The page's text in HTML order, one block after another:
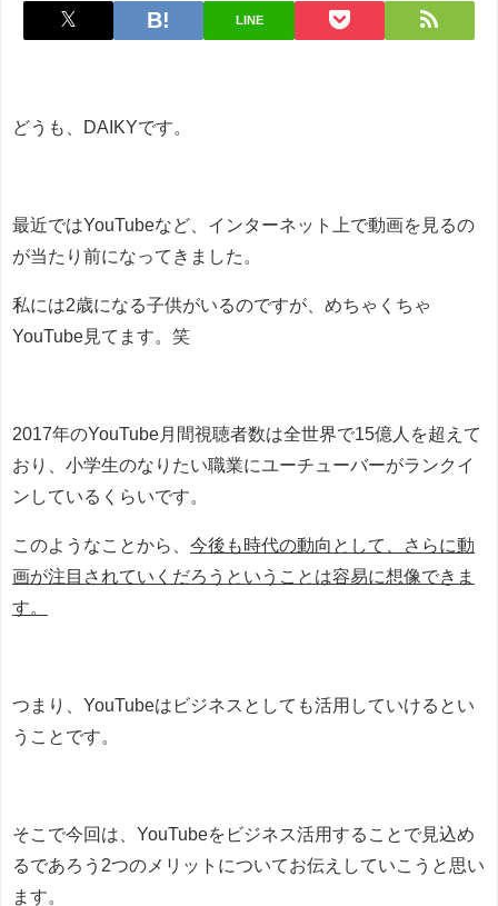
LINE
どうも、DAIKYです。
最近ではYouTubeなど、インターネット上で動画を見るの
が当たり前になってきました。
私には2歳になる子供がいるのですが、めちゃくちゃ
YouTube見てます。笑
2017年のYouTube月間視聴者数は全世界で15億人を超えて
おり、小学生のなりたい職業にユーチューバーがランクイ
ンしているくらいです。
このようなことから、 今後も時代の動向として、さらに動
画が注目されていくだろうということは容易に想像できま
す。
つまり、YouTubeはビジネスとしても活用していけるとい
うことです。
そこで今回は、YouTubeをビジネス活用することで見込め
るであろう2つのメリットについてお伝えしていこうと思い
ます。